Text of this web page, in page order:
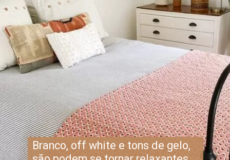
Branco, off white e tons de gelo,